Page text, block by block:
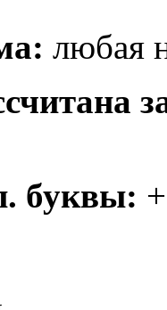
любая
буквы: